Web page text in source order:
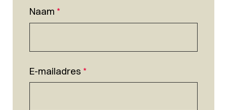
Naam *
E-mailadres *